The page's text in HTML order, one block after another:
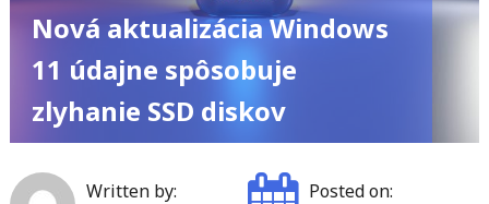
Nová aktualizácia Windows
11 údajne spôsobuje
zlyhanie SSD diskov
Written by:
Posted on: